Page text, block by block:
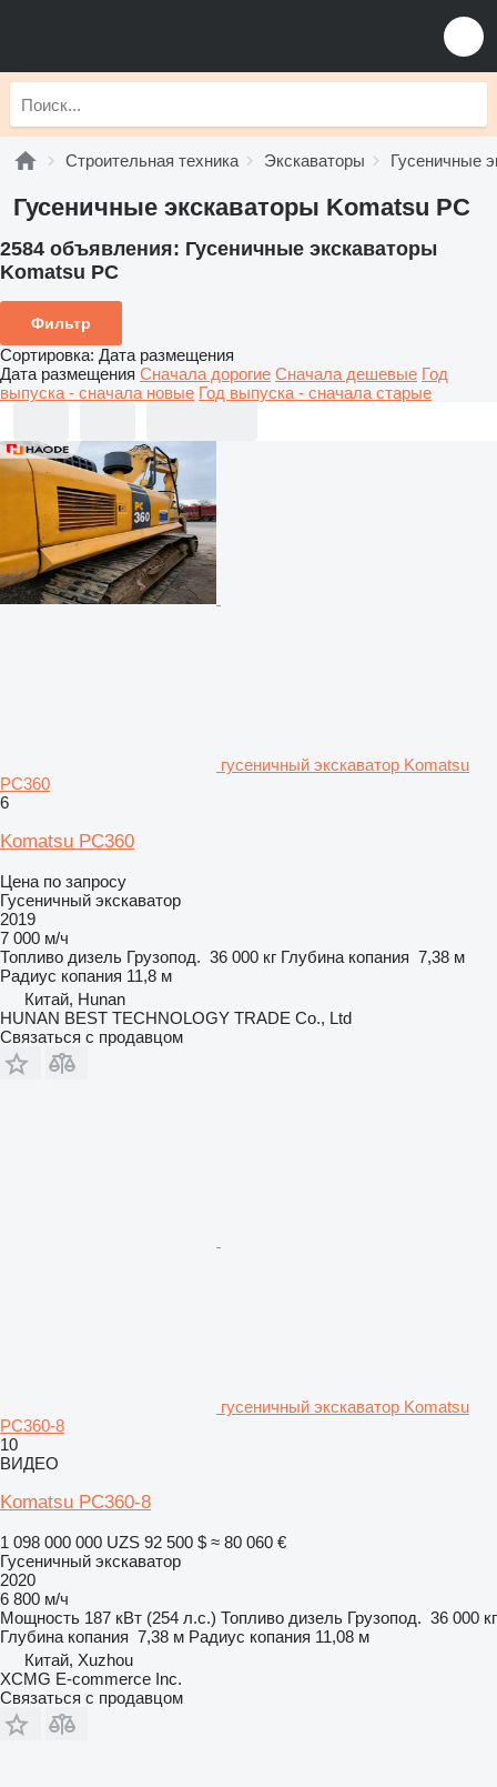
Строительная техника Экскаваторы Гусеничные
Гусеничные экскаваторы Komatsu PC
2584 объявления: Гусеничные экскаваторы
Komatsu PC
Фильтр
Сортировка: Дата размещения
Дата размещения Сначала дорогие Сначала дешевые Год
выпуска - сначала новые Год выпуска - сначала старые
гусеничный экскаватор Komatsu
PC360
6
Komatsu PC360
Цена по запросу
Гусеничный экскаватор
2019
7 000 м/ч
Топливо дизель Грузопод. 36 000 кг Глубина копания 7,38 м
Радиус копания 11,8 м
Китай, Hunan
HUNAN BEST TECHNOLOGY TRADE Co., Ltd
Связаться с продавцом
гусеничный экскаватор Komatsu
PC360-8
10
ВИДЕО
Komatsu PC360-8
1 098 000 000 UZS 92 500 $ ≈ 80 060 €
Гусеничный экскаватор
2020
6 800 м/ч
Мощность 187 кВт (254 л.с.) Топливо дизель Грузопод. 36 000 кг
Глубина копания 7,38 м Радиус копания 11,08 м
Китай, Xuzhou
XCMG E-commerce Inc.
Связаться с продавцом